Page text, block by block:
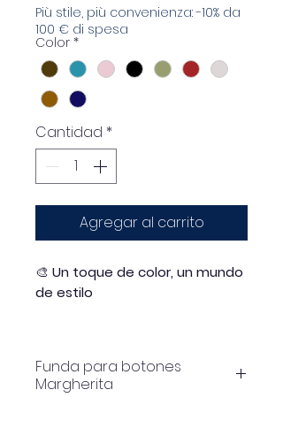
Più stile, più convenienza: -10% da
100 € di spesa
Color *
Cantidad *
Agregar al carrito
🎨 Un toque de color, un mundo
de estilo
cambia su aspecto.
Experimenta, diviértete y
Funda para botones
Margherita